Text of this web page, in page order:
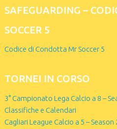
SAFEGUARDING –
SOCCER 5
Codice di Condotta Mr Soccer 5
TORNEI IN CORSO
3° Campionato Lega Calcio a 8 –
Classifiche e Calendari
Cagliari League Calcio a 5 – Season